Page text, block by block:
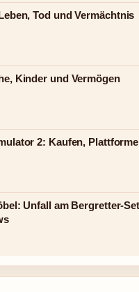
Tod und Vermächtnis
Kinder und Vermögen
2: Kaufen,
Unfall am Bergretter-